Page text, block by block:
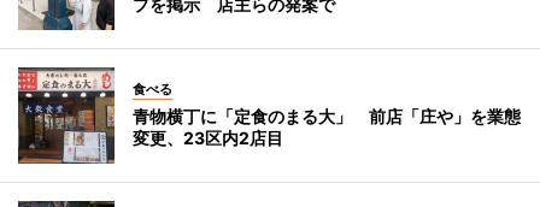
食べる
青物横丁に「定食のまる大」 前店「庄や」を業態
変更、23区内2店目